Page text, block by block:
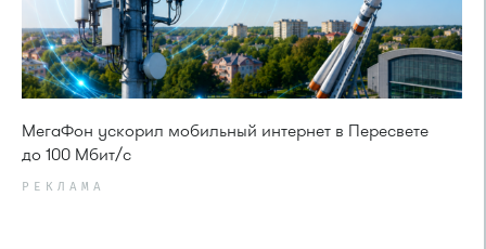
МегаФон ускорил мобильный интернет в Пересвете
до 100 Мбит/с
РЕКЛАМА